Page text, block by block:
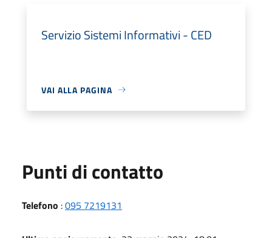
Servizio Sistemi Informativi - CED
VAI ALLA PAGINA
Punti di contatto
Telefono :095 7219131